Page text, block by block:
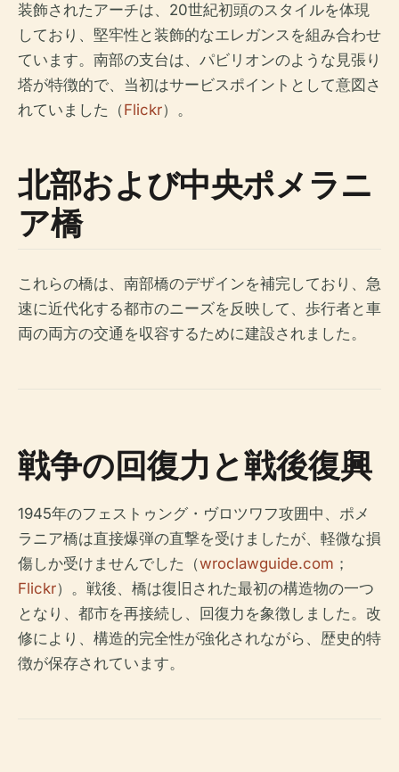
装飾されたアーチは、20世紀初頭のスタイルを体現
しており、堅牢性と装飾的なエレガンスを組み合わせ
ています。南部の支台は、パビリオンのような見張り
塔が特徴的で、当初はサービスポイントとして意図さ
れていました（Flickr）。
北部および中央ポメラニ
ア橋
これらの橋は、南部橋のデザインを補完しており、急
速に近代化する都市のニーズを反映して、歩行者と車
両の両方の交通を収容するために建設されました。
戦争の回復力と戦後復興
1945年のフェストゥング・ヴロツワフ攻囲中、ポメ
ラニア橋は直接爆弾の直撃を受けましたが、軽微な損
傷しか受けませんでした（wroclawguide.com ；
Flickr）。戦後、橋は復旧された最初の構造物の一つ
となり、都市を再接続し、回復力を象徴しました。改
修により、構造的完全性が強化されながら、歴史的特
徴が保存されています。